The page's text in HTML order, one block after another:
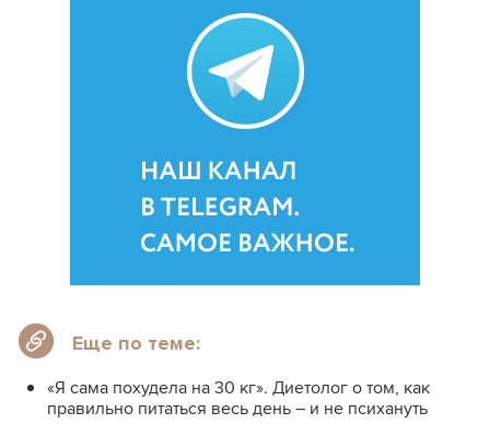
Еще по теме:
«Я сама похудела на 30 кг». Диетолог о том, как
правильно питаться весь день – и не психануть